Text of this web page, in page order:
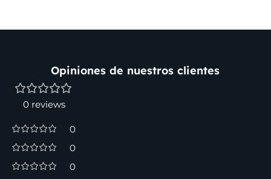
Opiniones de nuestros clientes
0 reviews
0
0
0